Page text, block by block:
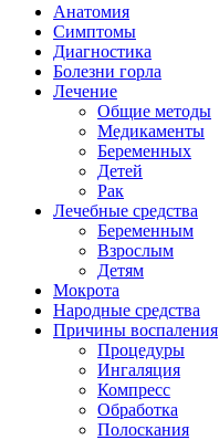
Анатомия
Симптомы
Диагностика
Болезни горла
Лечение
Общие методы
Медикаменты
Беременных
Детей
Рак
Лечебные средства
Беременным
Взрослым
Детям
Мокрота
Народные средства
Причины воспаления
Процедуры
Ингаляция
Компресс
Обработка
Полоскания